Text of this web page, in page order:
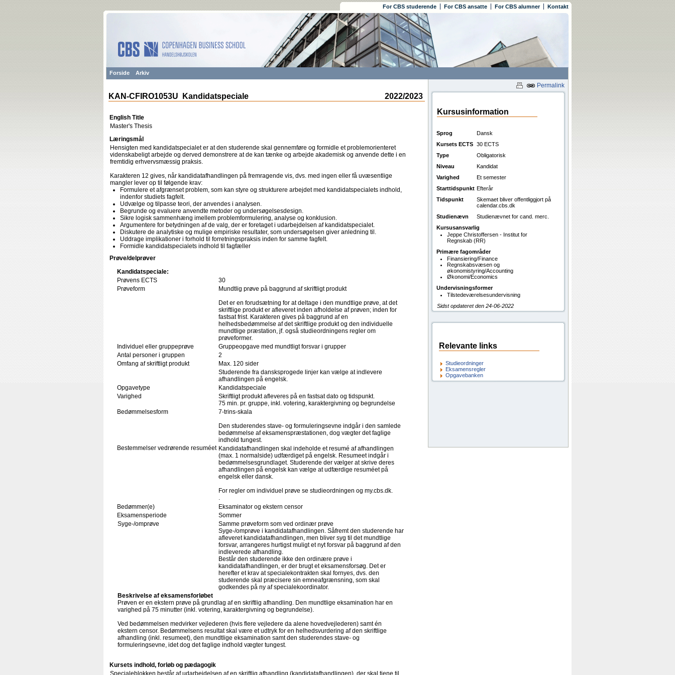
For CBS studerende For CBS ansatte For CBS alumner Kontakt
Forside Arkiv
Permalink
2022/2023
KAN-CFIRO1053U Kandidatspeciale
English Title
Master's Thesis
Læringsmål
Hensigten med kandidatspecialet er at den studerende skal gennemføre og formidle et problemorienteret
videnskabeligt arbejde og derved demonstrere at de kan tænke og arbejde akademisk og anvende dette i en
fremtidig erhvervsmæssig praksis.
Karakteren 12 gives, når kandidatafhandlingen på fremragende vis, dvs. med ingen eller få uvæsentlige
mangler lever op til følgende krav:
Formulere et afgrænset problem, som kan styre og strukturere arbejdet med kandidatspecialets indhold,
indenfor studiets fagfelt.
Udvælge og tilpasse teori, der anvendes i analysen.
Begrunde og evaluere anvendte metoder og undersøgelsesdesign.
Sikre logisk sammenhæng imellem problemformulering, analyse og konklusion.
Argumentere for betydningen af de valg, der er foretaget i udarbejdelsen af kandidatspecialet.
Diskutere de analytiske og mulige empiriske resultater, som undersøgelsen giver anledning til.
Uddrage implikationer i forhold til forretningspraksis inden for samme fagfelt.
Formidle kandidatspecialets indhold til fagfæller
Prøve/delprøver
Kandidatspeciale:
Prøvens ECTS
30
Prøveform
Mundtlig prøve på baggrund af skriftligt produkt
Det er en forudsætning for at deltage i den mundtlige prøve, at det
skriftlige produkt er afleveret inden afholdelse af prøven; inden for
fastsat frist. Karakteren gives på baggrund af en
helhedsbedømmelse af det skriftlige produkt og den individuelle
mundtlige præstation, jf. også studieordningens regler om
prøveformer.
Individuel eller gruppeprøve
Gruppeopgave med mundtligt forsvar i grupper
Antal personer i gruppen
2
Omfang af skriftligt produkt
Max. 120 sider
Studerende fra dansksprogede linjer kan vælge at indlevere
afhandlingen på engelsk.
Opgavetype
Kandidatspeciale
Varighed
Skriftligt produkt afleveres på en fastsat dato og tidspunkt.
75 min. pr. gruppe, inkl. votering, karaktergivning og begrundelse
Bedømmelsesform
7-trins-skala
Den studerendes stave- og formuleringsevne indgår i den samlede
bedømmelse af eksamenspræstationen, dog vægter det faglige
indhold tungest.
Bestemmelser vedrørende resuméet Kandidatafhandlingen skal indeholde et resumé af afhandlingen
(max. 1 normalside) udfærdiget på engelsk. Resumeet indgår i
bedømmelsesgrundlaget. Studerende der vælger at skrive deres
afhandlingen på engelsk kan vælge at udfærdige resuméet på
engelsk eller dansk.
For regler om individuel prøve se studieordningen og my.cbs.dk.
.
Bedømmer(e)
Eksaminator og ekstern censor
Eksamensperiode
Sommer
Syge-/omprøve
Samme prøveform som ved ordinær prøve
Syge-/omprøve i kandidatafhandlingen. Såfremt den studerende har
afleveret kandidatafhandlingen, men bliver syg til det mundtlige
forsvar, arrangeres hurtigst muligt et nyt forsvar på baggrund af den
indleverede afhandling.
Består den studerende ikke den ordinære prøve i
kandidatafhandlingen, er der brugt et eksamensforsøg. Det er
herefter et krav at specialekontrakten skal fornyes, dvs. den
studerende skal præcisere sin emneafgrænsning, som skal
godkendes på ny af specialekoordinator.
Beskrivelse af eksamensforløbet
Prøven er en ekstern prøve på grundlag af en skriftlig afhandling. Den mundtlige eksamination har en
varighed på 75 minutter (inkl. votering, karaktergivning og begrundelse).
Ved bedømmelsen medvirker vejlederen (hvis flere vejledere da alene hovedvejlederen) samt én
ekstern censor. Bedømmelsens resultat skal være et udtryk for en helhedsvurdering af den skriftlige
afhandling (inkl. resumeet), den mundtlige eksamination samt den studerendes stave- og
formuleringsevne, idet dog det faglige indhold vægter tungest.
Kursets indhold, forløb og pædagogik
Specialeblokken består af udarbejdelsen af en skriftlig afhandling (kandidatafhandlingen), der skal tjene til
Kursusinformation
Sprog
Dansk
Kursets ECTS 30 ECTS
Type
Obligatorisk
Niveau
Kandidat
Varighed
Et semester
Starttidspunkt Efterår
Tidspunkt
Skemaet bliver offentliggjort på
calendar.cbs.dk
Studienævn
Studienævnet for cand. merc.
Kursusansvarlig
Jeppe Christoffersen - Institut for
Regnskab (RR)
Primære fagområder
Finansiering/Finance
Regnskabsvæsen og
økonomistyring/Accounting
Økonomi/Economics
Undervisningsformer
Tilstedeværelsesundervisning
Sidst opdateret den 24-06-2022
Relevante links
Studieordninger
Eksamensregler
Opgavebanken